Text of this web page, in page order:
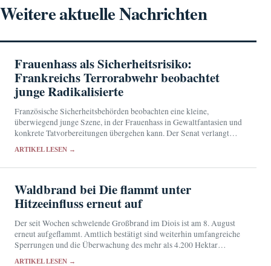
Weitere aktuelle Nachrichten
Frauenhass als Sicherheitsrisiko:
Frankreichs Terrorabwehr beobachtet
junge Radikalisierte
Französische Sicherheitsbehörden beobachten eine kleine,
überwiegend junge Szene, in der Frauenhass in Gewaltfantasien und
konkrete Tatvorbereitungen übergehen kann. Der Senat verlangt
Nachrichtendiensten.
ARTIKEL LESEN →
Waldbrand bei Die flammt unter
Hitzeeinfluss erneut auf
Der seit Wochen schwelende Großbrand im Diois ist am 8. August
erneut aufgeflammt. Amtlich bestätigt sind weiterhin umfangreiche
Sperrungen und die Überwachung des mehr als 4.200 Hektar
ARTIKEL LESEN →